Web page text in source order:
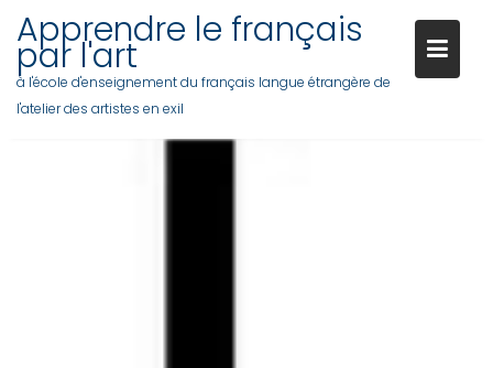
content
Apprendre le français
par l'art
à l'école d'enseignement du français langue étrangère de
l'atelier des artistes en exil